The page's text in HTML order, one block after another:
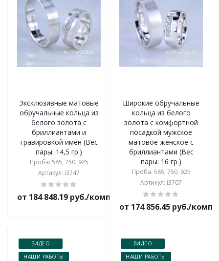
Эксклюзивные матовые
обручальные кольца из
белого золота с
бриллиантами и
гравировкой имён (Вес
пары: 14,5 гр.)
Проба: 585, 750, 925
Артикул: i3747
от 184 848.19 руб./комплект
Широкие обручальные
кольца из белого
золота с комфортной
посадкой мужское
матовое женское с
бриллиантами (Вес
пары: 16 гр.)
Проба: 585, 750, 925
Артикул: i3707
от 174 856.45 руб./
ВИДЕО
НАШИ РАБОТЫ
ВИДЕО
НАШИ РАБОТЫ